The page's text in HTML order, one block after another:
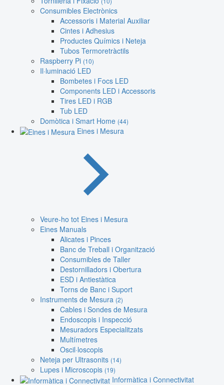
Consumibles Electrònics
Accessoris i Material Auxiliar
Cintes i Adhesius
Productes Químics i Neteja
Tubos Termoretràctils
Raspberry Pi (10)
Il·luminació LED
Bombetes i Focs LED
Components LED i Accessoris
Tires LED i RGB
Tub LED
Domòtica i Smart Home (44)
Eines i Mesura
Veure-ho tot Eines i Mesura
Eines Manuals
Alicates i Pinces
Banc de Treball i Organització
Consumibles de Taller
Destornilladors i Obertura
ESD i Antiestàtica
Torns de Banc i Suport
Instruments de Mesura (2)
Cables i Sondes de Mesura
Endoscopis i Inspecció
Mesuradors Especialitzats
Multímetres
Oscil·loscopis
Neteja per Ultrasonits (14)
Lupes i Microscopis (19)
Informàtica i Connectivitat